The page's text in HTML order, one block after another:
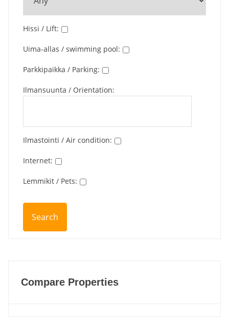
Hissi / Lift:
Uima-allas / swimming pool:
Parkkipaikka / Parking:
Ilmansuunta / Orientation:
Ilmastointi / Air condition:
Internet:
Lemmikit / Pets:
Compare Properties